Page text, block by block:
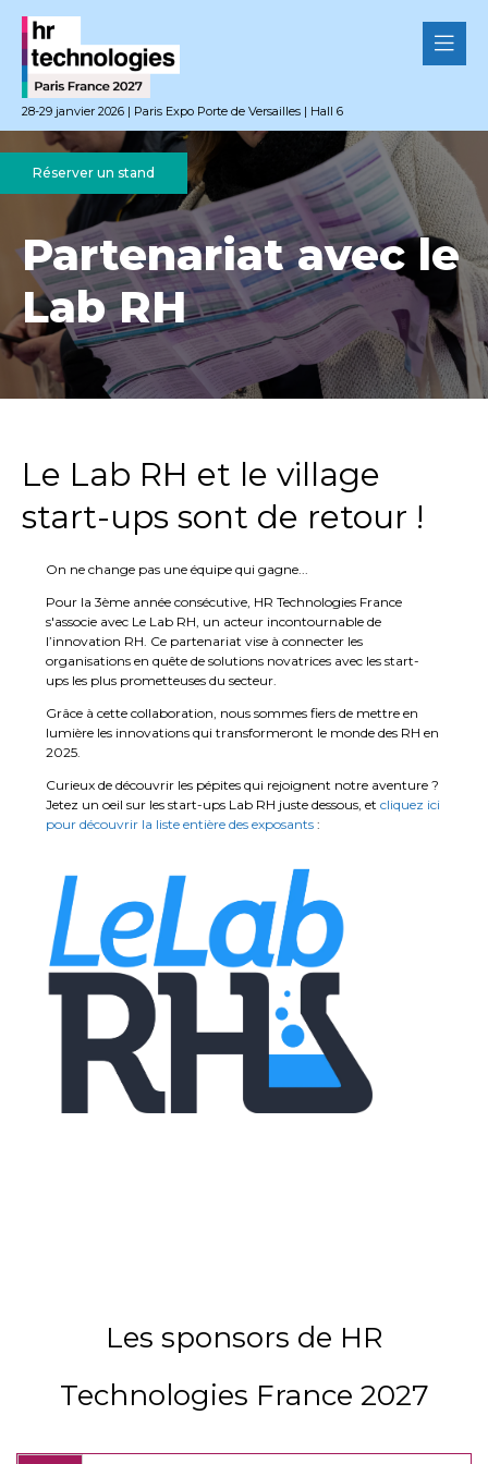
28-29 janvier 2026 | Paris Expo Porte de Versailles | Hall 6
Réserver un stand
Partenariat avec le
Lab RH
Le Lab RH et le village
start-ups sont de retour !
On ne change pas une équipe qui gagne...
Pour la 3ème année consécutive, HR Technologies France
s'associe avec Le Lab RH, un acteur incontournable de
l’innovation RH. Ce partenariat vise à connecter les
organisations en quête de solutions novatrices avec les start-
ups les plus prometteuses du secteur.
Grâce à cette collaboration, nous sommes fiers de mettre en
lumière les innovations qui transformeront le monde des RH en
2025.
Curieux de découvrir les pépites qui rejoignent notre aventure ?
Jetez un oeil sur les start-ups Lab RH juste dessous, etcliquez ici
pour découvrir la liste entière des exposants :
Les sponsors de HR
Technologies France 2027